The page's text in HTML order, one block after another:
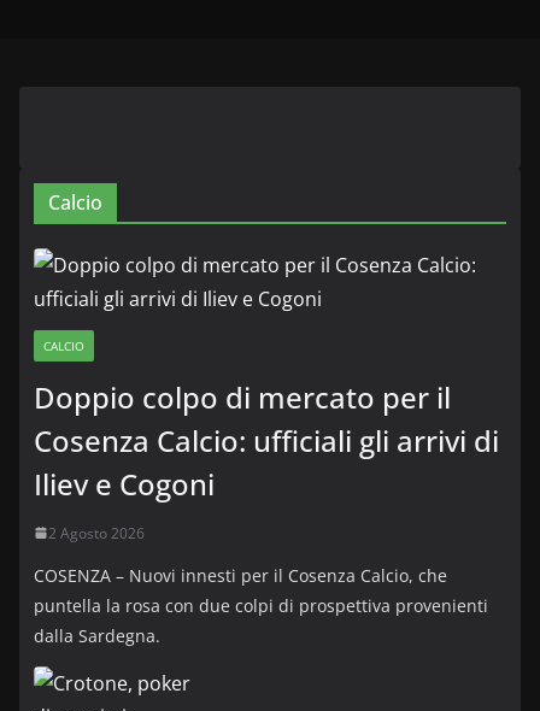
Calcio
CALCIO
Doppio colpo di mercato per il
Cosenza Calcio: ufficiali gli arrivi di
Iliev e Cogoni
2 Agosto 2026
COSENZA – Nuovi innesti per il Cosenza Calcio, che
puntella la rosa con due colpi di prospettiva provenienti
dalla Sardegna.